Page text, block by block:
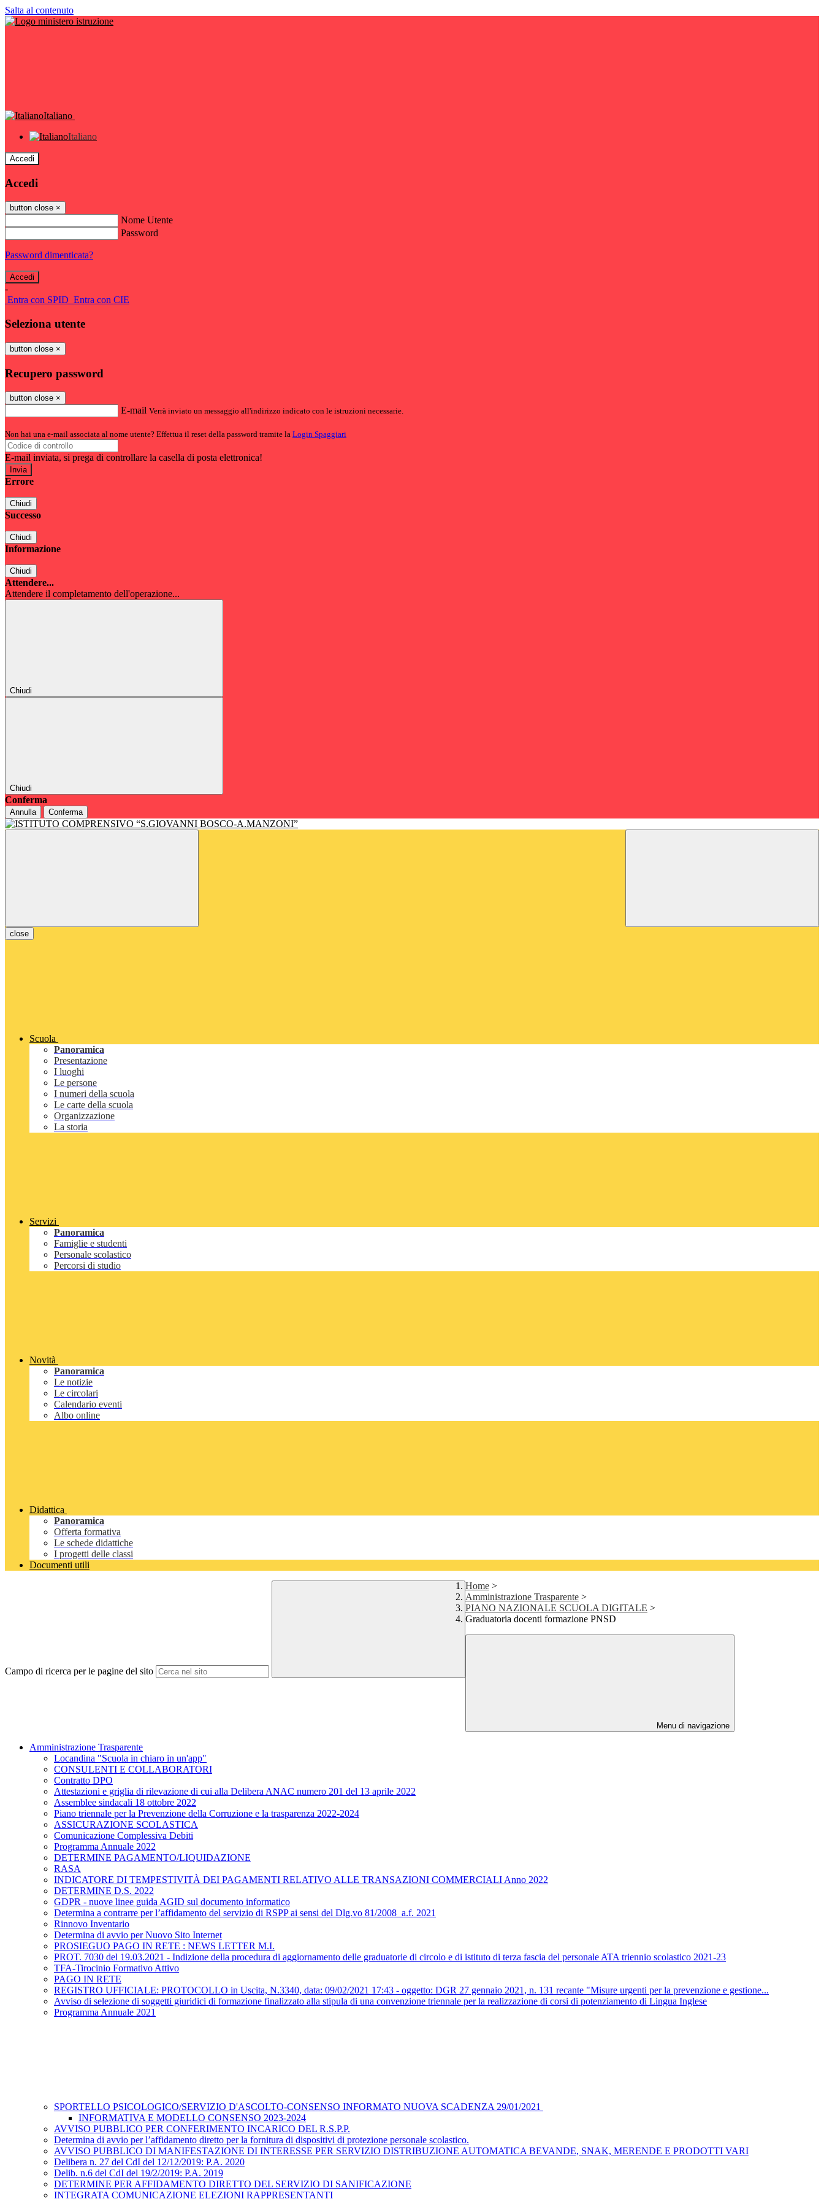
Salta al contenuto
Italiano
Italiano
Accedi
Accedi
button close ×
Nome Utente
Password
Password dimenticata?
-
Entra con SPID Entra con CIE
Seleziona utente
button close ×
Recupero password
button close ×
E-mail Verrà inviato un messaggio all'indirizzo indicato con le istruzioni necessarie.
Non hai una e-mail associata al nome utente? Effettua il reset della password tramite la Login Spaggiari
E-mail inviata, si prega di controllare la casella di posta elettronica!
Errore
Chiudi
Successo
Chiudi
Informazione
Chiudi
Attendere...
Attendere il completamento dell'operazione...
Chiudi
Chiudi
Conferma
Annulla Conferma
close
Scuola
Panoramica
Presentazione
I luoghi
Le persone
I numeri della scuola
Le carte della scuola
Organizzazione
La storia
Servizi
Panoramica
Famiglie e studenti
Personale scolastico
Percorsi di studio
Novità
Panoramica
Le notizie
Le circolari
Calendario eventi
Albo online
Didattica
Panoramica
Offerta formativa
Le schede didattiche
I progetti delle classi
Documenti utili
Campo di ricerca per le pagine del sito
Home >
Amministrazione Trasparente >
PIANO NAZIONALE SCUOLA DIGITALE >
Graduatoria docenti formazione PNSD
Menu di navigazione
Amministrazione Trasparente
Locandina "Scuola in chiaro in un'app"
CONSULENTI E COLLABORATORI
Contratto DPO
Attestazioni e griglia di rilevazione di cui alla Delibera ANAC numero 201 del 13 aprile 2022
Assemblee sindacali 18 ottobre 2022
Piano triennale per la Prevenzione della Corruzione e la trasparenza 2022-2024
ASSICURAZIONE SCOLASTICA
Comunicazione Complessiva Debiti
Programma Annuale 2022
DETERMINE PAGAMENTO/LIQUIDAZIONE
RASA
INDICATORE DI TEMPESTIVITÀ DEI PAGAMENTI RELATIVO ALLE TRANSAZIONI COMMERCIALI Anno 2022
DETERMINE D.S. 2022
GDPR - nuove linee guida AGID sul documento informatico
Determina a contrarre per l’affidamento del servizio di RSPP ai sensi del Dlg.vo 81/2008_a.f. 2021
Rinnovo Inventario
Determina di avvio per Nuovo Sito Internet
PROSIEGUO PAGO IN RETE : NEWS LETTER M.I.
PROT. 7030 del 19.03.2021 - Indizione della procedura di aggiornamento delle graduatorie di circolo e di istituto di terza fascia del personale ATA triennio scolastico 2021-23
TFA-Tirocinio Formativo Attivo
PAGO IN RETE
REGISTRO UFFICIALE: PROTOCOLLO in Uscita, N.3340, data: 09/02/2021 17:43 - oggetto: DGR 27 gennaio 2021, n. 131 recante "Misure urgenti per la prevenzione e gestione...
Avviso di selezione di soggetti giuridici di formazione finalizzato alla stipula di una convenzione triennale per la realizzazione di corsi di potenziamento di Lingua Inglese
Programma Annuale 2021
SPORTELLO PSICOLOGICO/SERVIZIO D'ASCOLTO-CONSENSO INFORMATO NUOVA SCADENZA 29/01/2021
INFORMATIVA E MODELLO CONSENSO 2023-2024
AVVISO PUBBLICO PER CONFERIMENTO INCARICO DEL R.S.P.P.
Determina di avvio per l’affidamento diretto per la fornitura di dispositivi di protezione personale scolastico.
AVVISO PUBBLICO DI MANIFESTAZIONE DI INTERESSE PER SERVIZIO DISTRIBUZIONE AUTOMATICA BEVANDE, SNAK, MERENDE E PRODOTTI VARI
Delibera n. 27 del CdI del 12/12/2019: P.A. 2020
Delib. n.6 del CdI del 19/2/2019: P.A. 2019
DETERMINE PER AFFIDAMENTO DIRETTO DEL SERVIZIO DI SANIFICAZIONE
INTEGRATA COMUNICAZIONE ELEZIONI RAPPRESENTANTI